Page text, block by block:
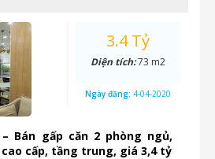
Bán gấp căn 2 phòng ngủ,
cao cấp, tầng trung, giá 3,4 tỷ
3.4 Tỷ
Diện tích:73 m2
Ngày đăng: 4-04-2020